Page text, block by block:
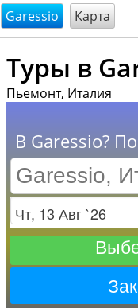
@endsectiom
Garessio Карта
Туры в
Пьемонт, Италия
В Garessio?
Заезд